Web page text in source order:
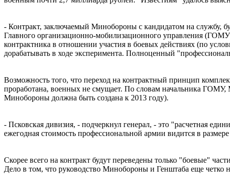
- Контракт, заключаемый Минобороны с кандидатом на службу,
Главного организационно-мобилизационного управления
контрактника в отношении участия в боевых действиях (по
дорабатывать в ходе эксперимента. Полноценный
Возможность того, что переход на контрактный принцип
проработана, военных не смущает. По словам начальника
Минобороны должна быть создана к 2013 году).
- Псковская дивизия, - подчеркнул генерал, - это "расчетная
ежегодная стоимость профессиональной армии видится в
Скорее всего на контракт будут переведены только "боевые"
Дело в том, что руководство Минобороны и Генштаба еще четко